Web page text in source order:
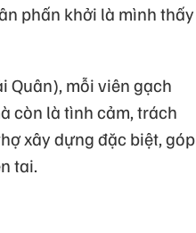
phấn khởi là mình thấy
Quân), mỗi viên gạch
còn là tình cảm, trách
xây dựng đặc biệt, góp
tai.